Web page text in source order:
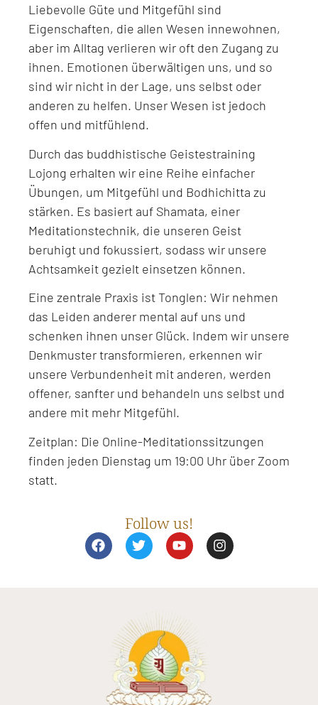
Liebevolle Güte und Mitgefühl sind
Eigenschaften, die allen Wesen innewohnen,
aber im Alltag verlieren wir oft den Zugang zu
ihnen. Emotionen überwältigen uns, und so
sind wir nicht in der Lage, uns selbst oder
anderen zu helfen. Unser Wesen ist jedoch
offen und mitfühlend.
Durch das buddhistische Geistestraining
Lojong erhalten wir eine Reihe einfacher
Übungen, um Mitgefühl und Bodhichitta zu
stärken. Es basiert auf Shamata, einer
Meditationstechnik, die unseren Geist
beruhigt und fokussiert, sodass wir unsere
Achtsamkeit gezielt einsetzen können.
Eine zentrale Praxis ist Tonglen: Wir nehmen
das Leiden anderer mental auf uns und
schenken ihnen unser Glück. Indem wir unsere
Denkmuster transformieren, erkennen wir
unsere Verbundenheit mit anderen, werden
offener, sanfter und behandeln uns selbst und
andere mit mehr Mitgefühl.
Zeitplan: Die Online-Meditationssitzungen
finden jeden Dienstag um 19:00 Uhr über Zoom
statt.
Follow us!
F
a
c
T
w
i
Y
o
u
I
n
s